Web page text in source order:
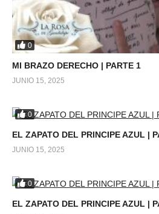
0
MI BRAZO DERECHO | PARTE 1
JUNIO 15, 2025
0
EL ZAPATO DEL PRINCIPE AZUL |
JUNIO 15, 2025
0
EL ZAPATO DEL PRINCIPE AZUL |